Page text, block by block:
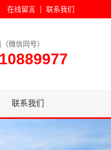
在线留言 联系我们
微信同号）
联系我们